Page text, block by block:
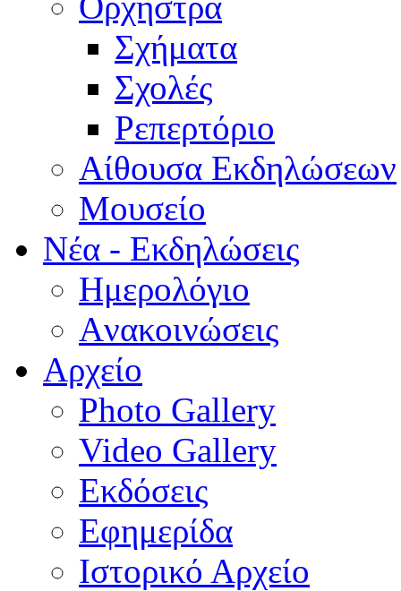
Σχήματα
Σχολές
Ρεπερτόριο
Aίθουσα Εκδηλώσεων
Μουσείο
Νέα - Εκδηλώσεις
Ημερολόγιο
Aνακοινώσεις
Αρχείο
Photo Gallery
Video Gallery
Εκδόσεις
Εφημερίδα
Ιστορικό Αρχείο